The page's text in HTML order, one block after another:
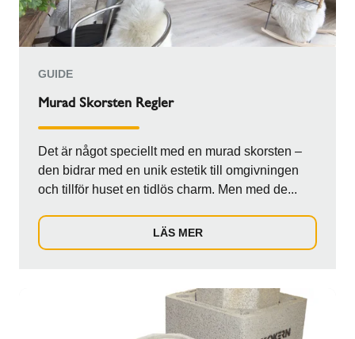
GUIDE
Murad Skorsten Regler
Det är något speciellt med en murad skorsten –
den bidrar med en unik estetik till omgivningen
och tillför huset en tidlös charm. Men med de...
LÄS MER